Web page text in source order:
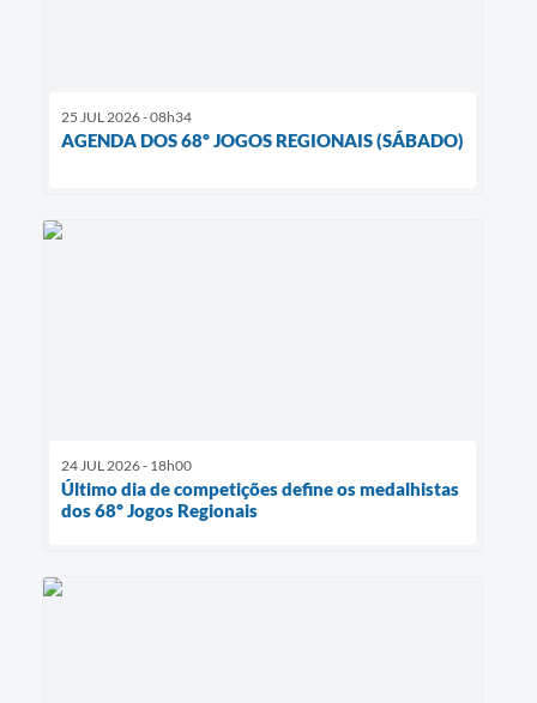
25 JUL 2026 - 08h34
AGENDA DOS 68º JOGOS REGIONAIS (SÁBADO)
24 JUL 2026 - 18h00
Último dia de competições define os medalhistas
dos 68º Jogos Regionais